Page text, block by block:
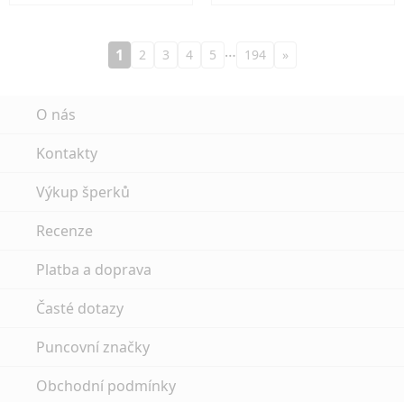
1 2 3 4 5 … 194 »
O nás
Kontakty
Výkup šperků
Recenze
Platba a doprava
Časté dotazy
Puncovní značky
Obchodní podmínky